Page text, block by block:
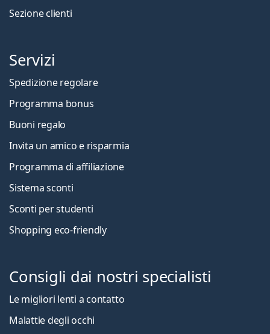
Sezione clienti
Servizi
Spedizione regolare
Programma bonus
Buoni regalo
Invita un amico e risparmia
Programma di affiliazione
Sistema sconti
Sconti per studenti
Shopping eco-friendly
Consigli dai nostri specialisti
Le migliori lenti a contatto
Malattie degli occhi